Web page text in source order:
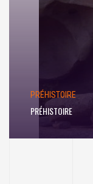
PRÉHISTOIRE
PRÉHISTOIRE